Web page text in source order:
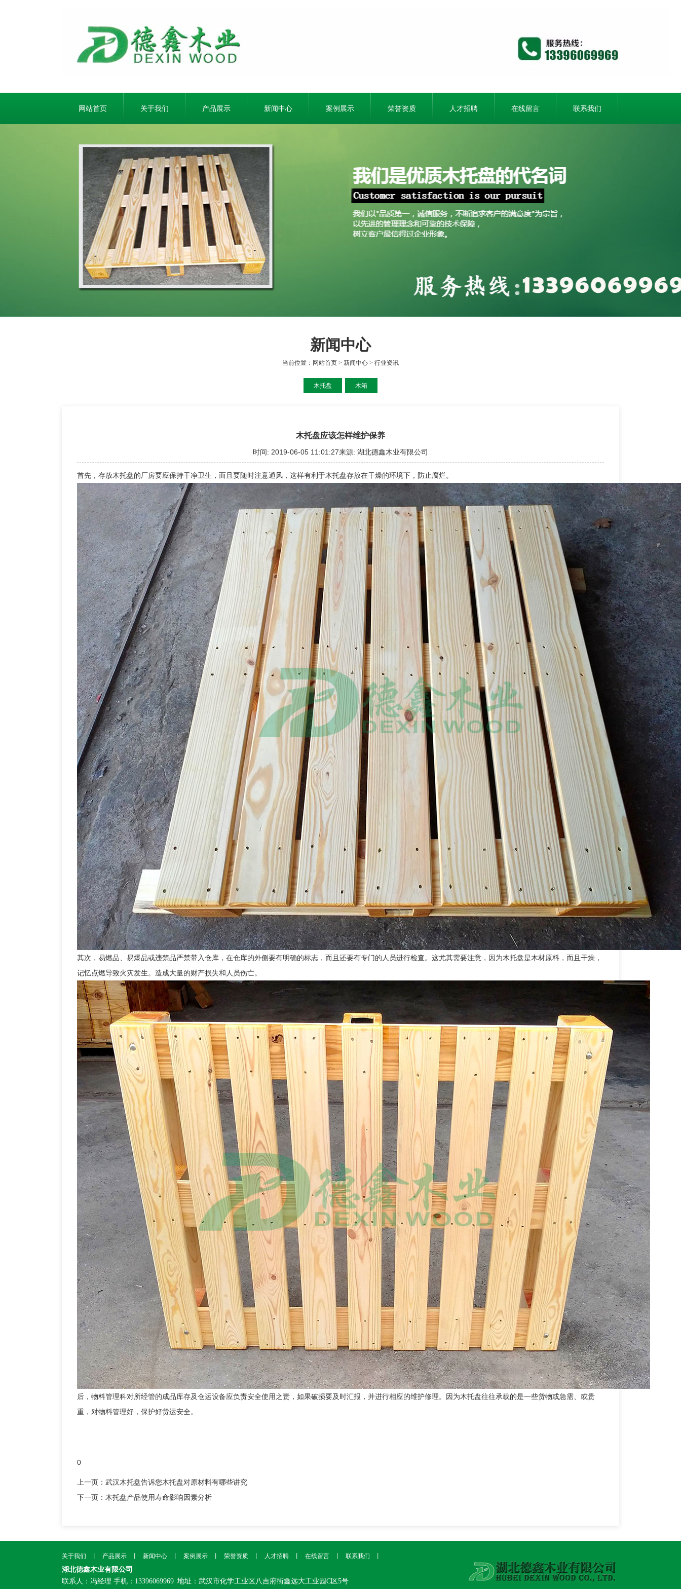
网站首页 关于我们 产品展示 新闻中心 案例展示 荣誉资质 人才招聘 在线留言 联系我们
新闻中心
当前位置： 网站首页 > 新闻中心 > 行业资讯
木托盘 木箱
木托盘应该怎样维护保养
时间: 2019-06-05 11:01:27来源: 湖北德鑫木业有限公司
首先，存放木托盘的厂房要应保持干净卫生，而且要随时注意通风，这样有利于木托盘存放在干燥的环境下，防止腐烂。
其次，易燃品、易爆品或违禁品严禁带入仓库，在仓库的外侧要有明确的标志，而且还要有专门的人员进行检查。这尤其需要注意，因为木托盘是木材原料，而且干燥，
记忆点燃导致火灾发生。造成大量的财产损失和人员伤亡。
后，物料管理科对所经管的成品库存及仓运设备应负责安全使用之责，如果破损要及时汇报，并进行相应的维护修理。因为木托盘往往承载的是一些货物或急需、或贵
重，对物料管理好，保护好货运安全。
0
上一页： 武汉木托盘告诉您木托盘对原材料有哪些讲究
下一页： 木托盘产品使用寿命影响因素分析
关于我们 产品展示 新闻中心 案例展示 荣誉资质 人才招聘 在线留言 联系我们
湖北德鑫木业有限公司
联系人：冯经理 手机：13396069969 地址：武汉市化学工业区八吉府街鑫远大工业园C区5号